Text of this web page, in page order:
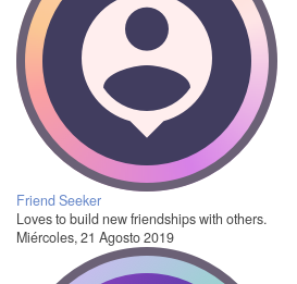
Friend Seeker
Loves to build new friendships with others.
Miércoles, 21 Agosto 2019